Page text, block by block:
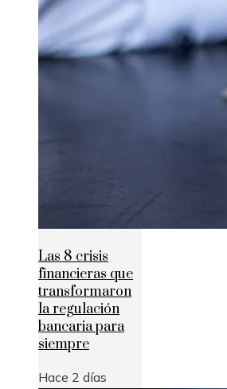
Las 8 crisis
financieras que
transformaron
la regulación
bancaria para
siempre
Hace 2 días